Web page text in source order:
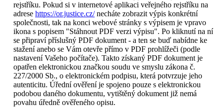
rejstříku. Pokud si v internetové aplikaci veřejného rejstříku na
adrese https://or.justice.cz/necháte zobrazit výpis konkrétní
společnosti, tak na konci webové stránky s výpisem je vpravo
ikona s popisem "Stáhnout PDF verzi výpisu". Po kliknutí na ní
se připraví příslušný PDF dokument - a ten se buď nabídne ke
stažení anebo se Vám otevře přímo v PDF prohlížeči (podle
nastavení Vašeho počítače). Takto získaný PDF dokument je
opatřen elektronickou značkou soudu ve smyslu zákona č.
227/2000 Sb., o elektronickém podpisu, která potvrzuje jeho
autenticitu. Úřední ověření je spojeno pouze s elektronickou
podobou daného dokumentu, vytištěný dokument již nemá
povahu úředně ověřeného opisu.